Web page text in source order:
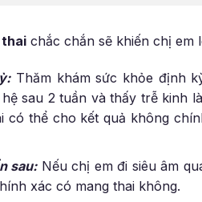
thai chắc chắn sẽ khiến chị em
Thăm khám sức khỏe định
sau 2 tuần và thấy trễ kinh
có thể cho kết quả không
sau: Nếu chị em đi siêu âm
xác có mang thai không.